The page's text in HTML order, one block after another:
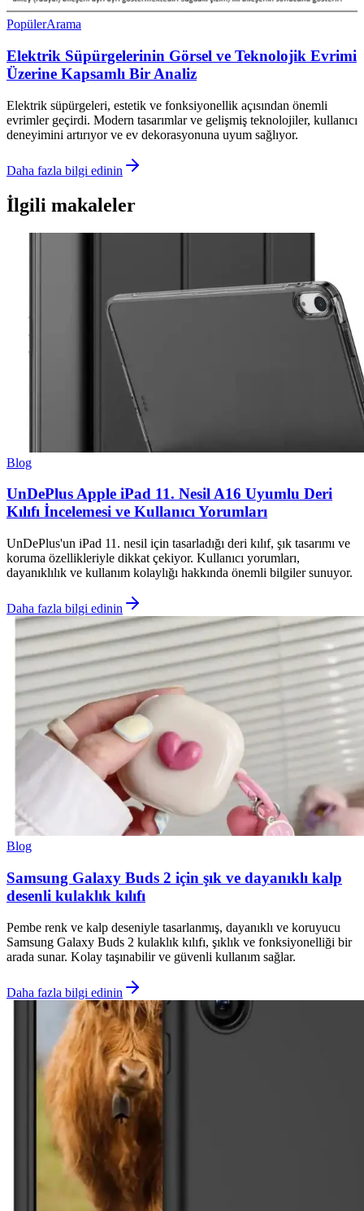
PopülerArama
Elektrik Süpürgelerinin Görsel ve Teknolojik Evrimi
Üzerine Kapsamlı Bir Analiz
Elektrik süpürgeleri, estetik ve fonksiyonellik açısından önemli
evrimler geçirdi. Modern tasarımlar ve gelişmiş teknolojiler, kullanıcı
deneyimini artırıyor ve ev dekorasyonuna uyum sağlıyor.
Daha fazla bilgi edinin
İlgili makaleler
Blog
UnDePlus Apple iPad 11. Nesil A16 Uyumlu Deri
Kılıfı İncelemesi ve Kullanıcı Yorumları
UnDePlus'un iPad 11. nesil için tasarladığı deri kılıf, şık tasarımı ve
koruma özellikleriyle dikkat çekiyor. Kullanıcı yorumları,
dayanıklılık ve kullanım kolaylığı hakkında önemli bilgiler sunuyor.
Daha fazla bilgi edinin
Blog
Samsung Galaxy Buds 2 için şık ve dayanıklı kalp
desenli kulaklık kılıfı
Pembe renk ve kalp deseniyle tasarlanmış, dayanıklı ve koruyucu
Samsung Galaxy Buds 2 kulaklık kılıfı, şıklık ve fonksiyonelliği bir
arada sunar. Kolay taşınabilir ve güvenli kullanım sağlar.
Daha fazla bilgi edinin